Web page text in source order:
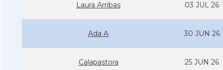
Laura Arribas 03 JUL 26
Ada A 30 JUN 26
Calapastora 25 JUN 26